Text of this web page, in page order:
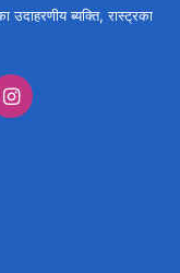
ब्यक्ति, रास्ट्रका
Instagram